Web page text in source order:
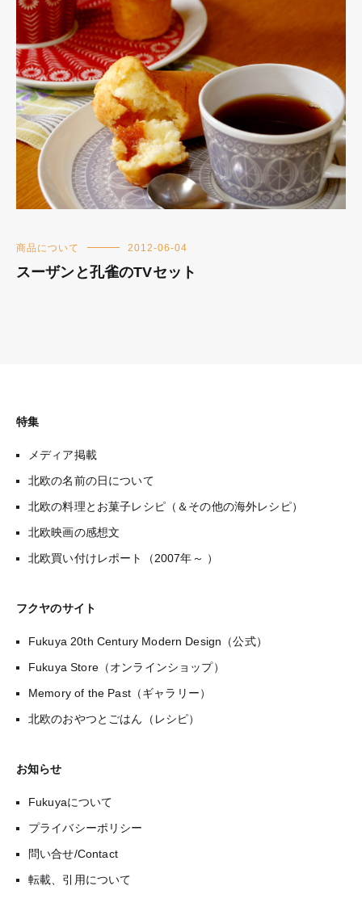
商品について 2012-06-04
スーザンと孔雀のTVセット
特集
メディア掲載
北欧の名前の日について
北欧の料理とお菓子レシピ（＆その他の海外レシピ）
北欧映画の感想文
北欧買い付けレポート（2007年～ ）
フクヤのサイト
Fukuya 20th Century Modern Design（公式）
Fukuya Store（オンラインショップ）
Memory of the Past（ギャラリー）
北欧のおやつとごはん（レシピ）
お知らせ
Fukuyaについて
プライバシーポリシー
問い合せ/Contact
転載、引用について